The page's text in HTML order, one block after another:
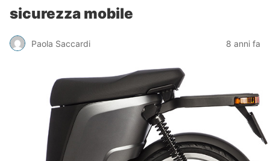
sicurezza mobile
Paola Saccardi 8 anni fa